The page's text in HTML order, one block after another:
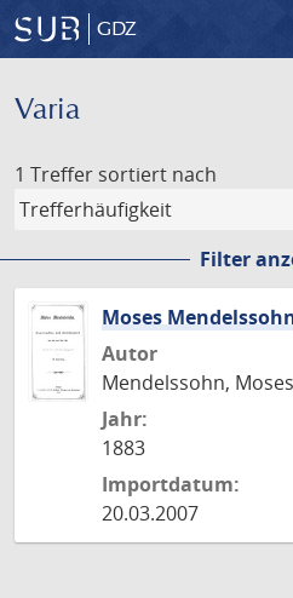
GDZ
Varia
1 Treffer sortiert nach
Filter
Moses
Autor
Mendelssohn, Moses
Jahr:
1883
Importdatum:
20.03.2007